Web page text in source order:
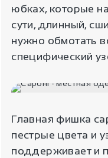
юбках, которые
сути, длинный,
нужно обмотать
специфический
Главная фишка
пестрые цвета и
поддерживает и